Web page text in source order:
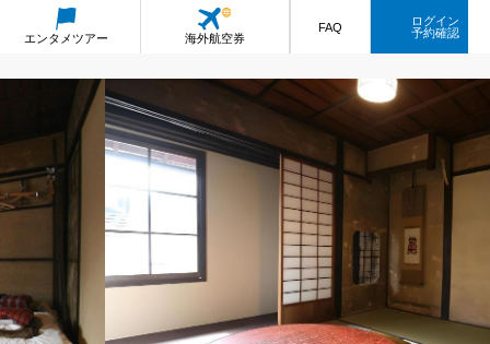
エンタメツアー 海外航空券
FAQ
ログイン
予約確認